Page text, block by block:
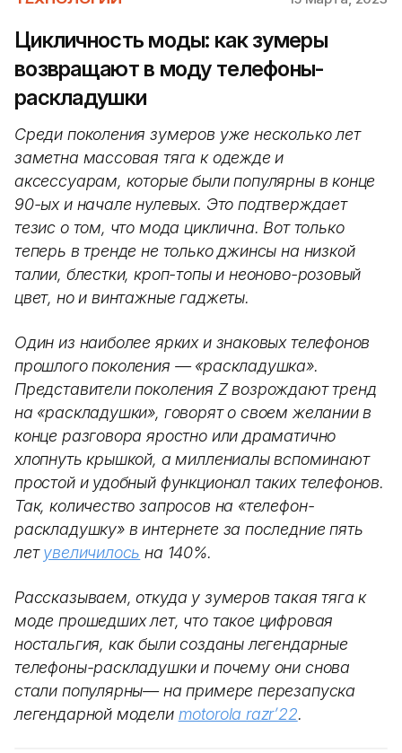
Цикличность моды: как зумеры
возвращают в моду телефоны-
раскладушки
Среди поколения зумеров уже несколько лет
заметна массовая тяга к одежде и
аксессуарам, которые были популярны в конце
90-ых и начале нулевых. Это подтверждает
тезис о том, что мода циклична. Вот только
теперь в тренде не только джинсы на низкой
талии, блестки, кроп-топы и неоново-розовый
цвет, но и винтажные гаджеты.
Один из наиболее ярких и знаковых телефонов
прошлого поколения — «раскладушка».
Представители поколения Z возрождают тренд
на «раскладушки», говорят о своем желании в
конце разговора яростно или драматично
хлопнуть крышкой, а миллениалы вспоминают
простой и удобный функционал таких телефонов.
Так, количество запросов на «телефон-
раскладушку» в интернете за последние пять
летувеличилось на 140%.
Рассказываем, откуда у зумеров такая тяга к
моде прошедших лет, что такое цифровая
ностальгия, как были созданы легендарные
телефоны-раскладушки и почему они снова
стали популярны— на примере перезапуска
легендарной модели motorola razr’22.